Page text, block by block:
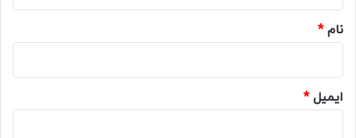
نام*
ایمیل*